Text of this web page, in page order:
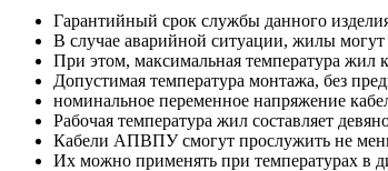
Гарантийный срок службы данного изделия
В случае аварийной ситуации, жилы могут
При этом, максимальная температура жил
Допустимая температура монтажа, без
номинальное переменное напряжение
Рабочая температура жил составляет
Кабели АПВПУ смогут прослужить не
Их можно применять при температурах в